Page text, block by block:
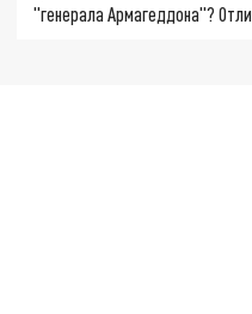
"генерала Армагеддона"?